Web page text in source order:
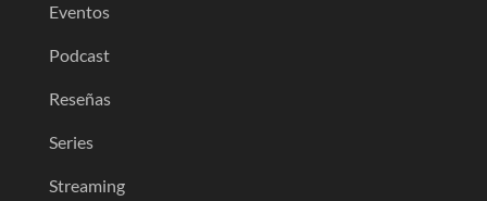
Eventos
Podcast
Reseñas
Series
Streaming